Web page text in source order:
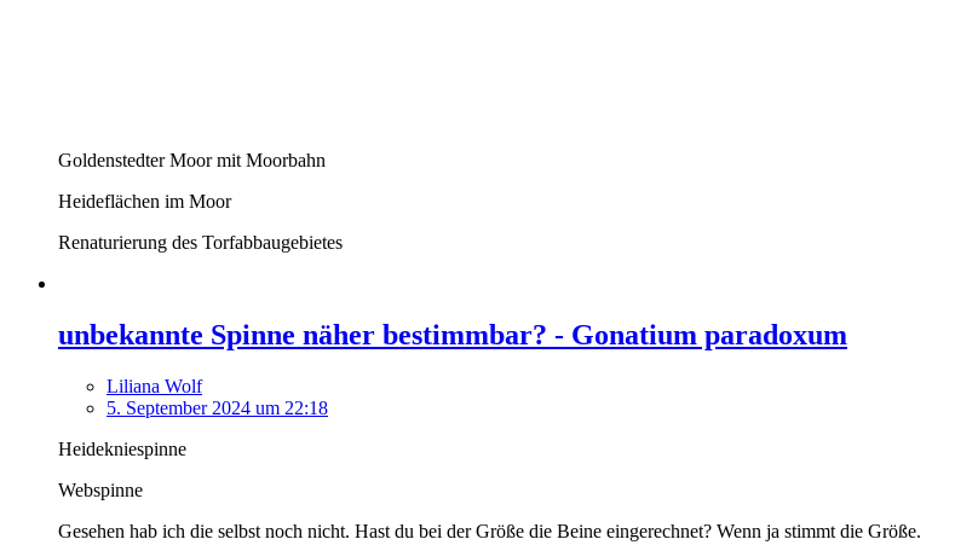
Goldenstedter Moor mit Moorbahn
Heideflächen im Moor
Renaturierung des Torfabbaugebietes
unbekannte Spinne näher bestimmbar? - Gonatium paradoxum
Liliana Wolf
5. September 2024 um 22:18
Heidekniespinne
Webspinne
Gesehen hab ich die selbst noch nicht. Hast du bei der Größe die Beine eingerechnet? Wenn ja stimmt die Größe.